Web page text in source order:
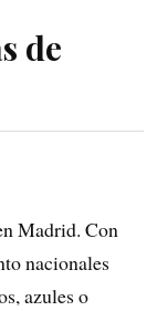
de
Madrid. Con
nacionales
azules o